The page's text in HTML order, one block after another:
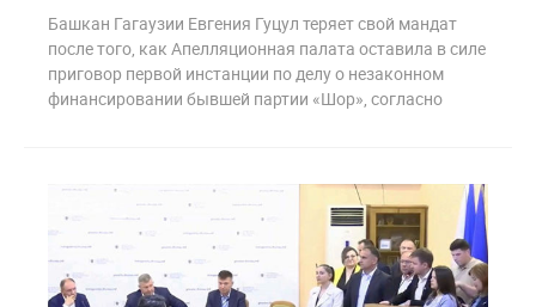
Башкан Гагаузии Евгения Гуцул теряет свой мандат
после того, как Апелляционная палата оставила в силе
приговор первой инстанции по делу о незаконном
финансировании бывшей партии «Шор», согласно